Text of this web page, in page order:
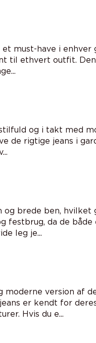
must-have i enhver
til ethvert outfit.
og i takt med
de rigtige jeans i
og brede ben, hvilket
festbrug, da de både
leg je...
version af
er kendt for
Hvis du e...